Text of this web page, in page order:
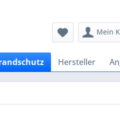
Mein
Hersteller